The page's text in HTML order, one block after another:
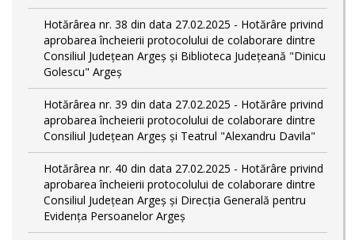
Hotărârea nr. 38 din data 27.02.2025 - Hotărâre privind
aprobarea încheierii protocolului de colaborare dintre
Consiliul Județean Argeș și Biblioteca Județeană "Dinicu
Golescu" Argeș
Hotărârea nr. 39 din data 27.02.2025 - Hotărâre privind
aprobarea încheierii protocolului de colaborare dintre
Consiliul Județean Argeș și Teatrul "Alexandru Davila"
Hotărârea nr. 40 din data 27.02.2025 - Hotărâre privind
aprobarea încheierii protocolului de colaborare dintre
Consiliul Județean Argeș și Direcția Generală pentru
Evidența Persoanelor Argeș